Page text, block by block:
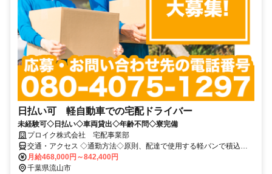
日払い可 軽自動車での宅配ドライバー
未経験可◇日払い◇車両貸出◇年齢不問◇寮完備
プロイク株式会社 宅配事業部
交通・アクセス ◇通勤方法◇原則、配達で使用する軽バンで積込地
まで行って頂く直行直帰スタイルです。
月給468,000円～842,400円
千葉県流山市